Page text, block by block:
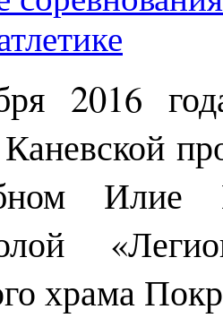
2016
Илие
храма